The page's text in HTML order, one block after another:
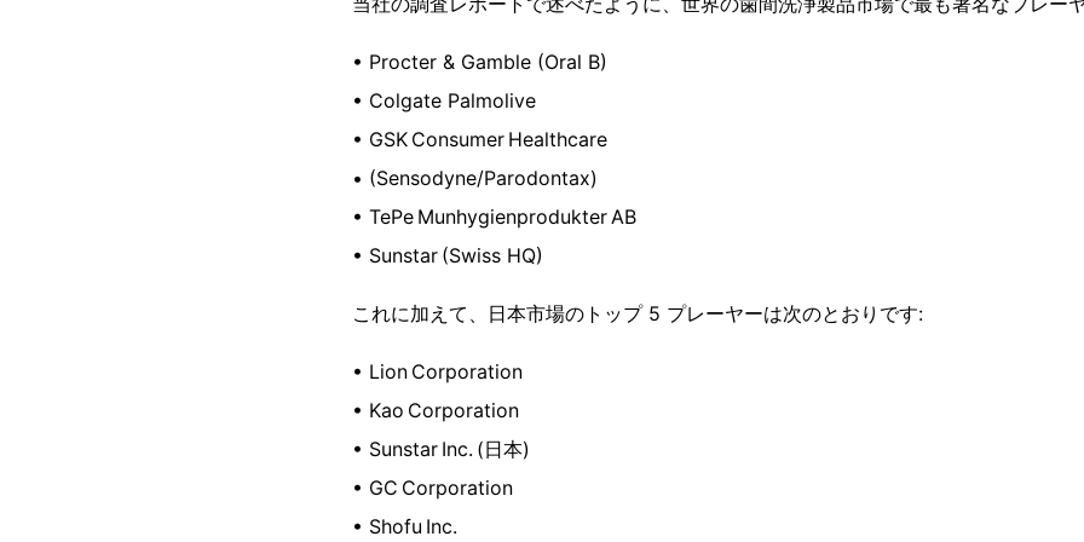
• Procter & Gamble (Oral B)
• Colgate Palmolive
• GSK Consumer Healthcare
• (Sensodyne/Parodontax)
• TePe Munhygienprodukter AB
• Sunstar (Swiss HQ)
これに加えて、日本市場のトップ 5 プレーヤーは次のとおりです:
• Lion Corporation
• Kao Corporation
• Sunstar Inc. (日本)
• GC Corporation
• Shofu Inc.